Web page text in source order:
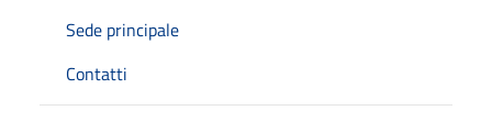
Sede principale
Contatti